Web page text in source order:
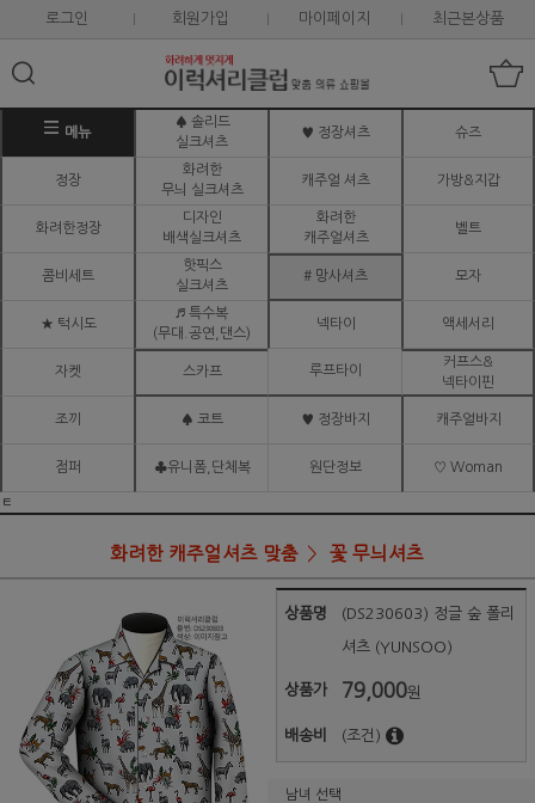
로그인 회원가입 마이페이지 최근본상품
메뉴
♠ 솔리드
실크셔츠
♥ 정장셔츠 슈즈
정장
화려한
무늬 실크셔츠
캐주얼 셔츠 가방&지갑
화려한정장
디자인
배색실크셔츠
화려한
캐주얼셔츠
벨트
콤비세트
핫픽스
실크셔츠
# 망사셔츠 모자
★ 턱시도
♬ 특수복
(무대.공연,댄스)
넥타이 액세서리
자켓 스카프 루프타이
커프스&
넥타이핀
조끼 ♠ 코트 ♥ 정장바지 캐주얼바지
점퍼 ♣유니폼,단체복 원단정보 ♡ Woman
ㅌ
화려한 캐주얼셔츠 맞춤 꽃 무늬셔츠
상품명 (DS230603) 정글 숲 폴리
셔츠 (YUNSOO)
상품가 79,000원
배송비 (조건)
남녀 선택